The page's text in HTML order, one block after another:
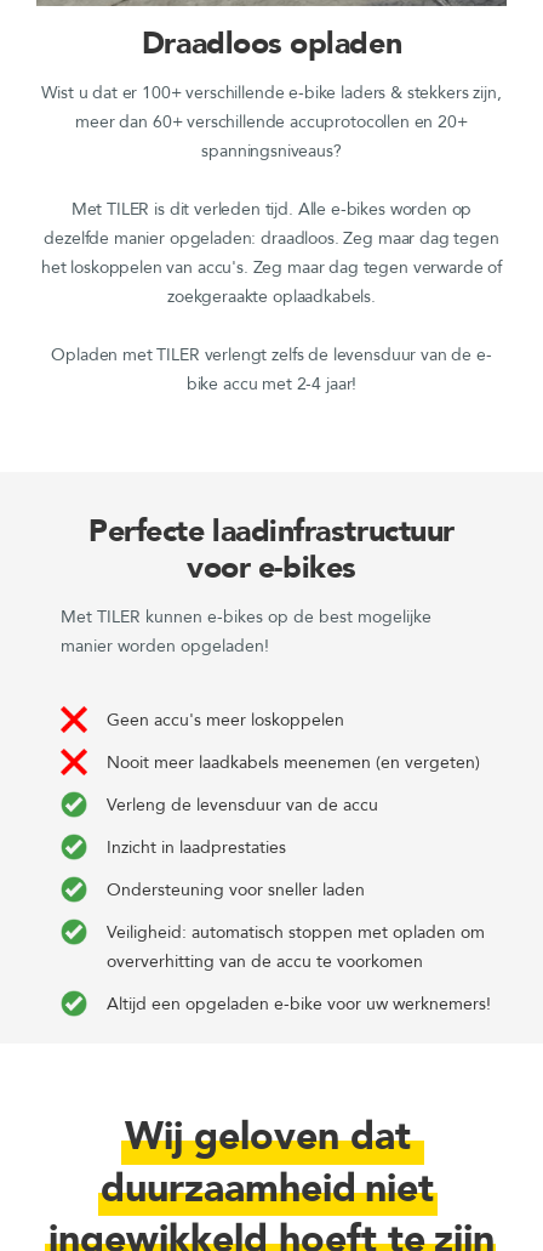
Draadloos opladen
Wist u dat er 100+ verschillende e-bike laders & stekkers zijn,
meer dan 60+ verschillende accuprotocollen en 20+
spanningsniveaus?
Met TILER is dit verleden tijd. Alle e-bikes worden op
dezelfde manier opgeladen: draadloos. Zeg maar dag tegen
het loskoppelen van accu's. Zeg maar dag tegen verwarde of
zoekgeraakte oplaadkabels.
Opladen met TILER verlengt zelfs de levensduur van de e-
bike accu met 2-4 jaar!
Perfecte laadinfrastructuur
voor e-bikes
Met TILER kunnen e-bikes op de best mogelijke
manier worden opgeladen!
Geen accu's meer loskoppelen
Nooit meer laadkabels meenemen (en vergeten)
Verleng de levensduur van de accu
Inzicht in laadprestaties
Ondersteuning voor sneller laden
Veiligheid: automatisch stoppen met opladen om
oververhitting van de accu te voorkomen
Altijd een opgeladen e-bike voor uw werknemers!
Wij geloven dat
duurzaamheidniet